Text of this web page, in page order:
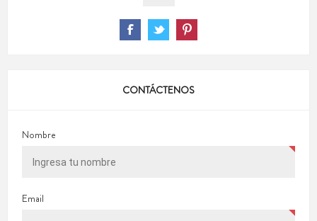
CONTÁCTENOS
Nombre
Email